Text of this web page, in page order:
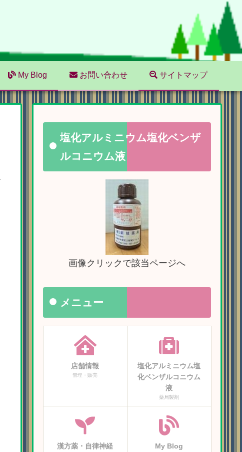
My Blog お問い合わせ サイトマップ
塩化アルミニウム塩化ベンザ
ルコニウム液
画像クリックで該当ページへ
メニュー
店舗情報
管理・販売
塩化アルミニウム塩
化ベンザルコニウム
液
薬局製剤
漢方薬・自律神経 My Blog